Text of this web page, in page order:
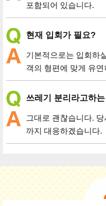
포함되어 있습니다.
현재 입회가 필요?
기본적으로는 입회하
객의 형편에 맞게 유
쓰레기 분리라고하
그대로 괜찮습니다.
까지 대응하겠습니다.